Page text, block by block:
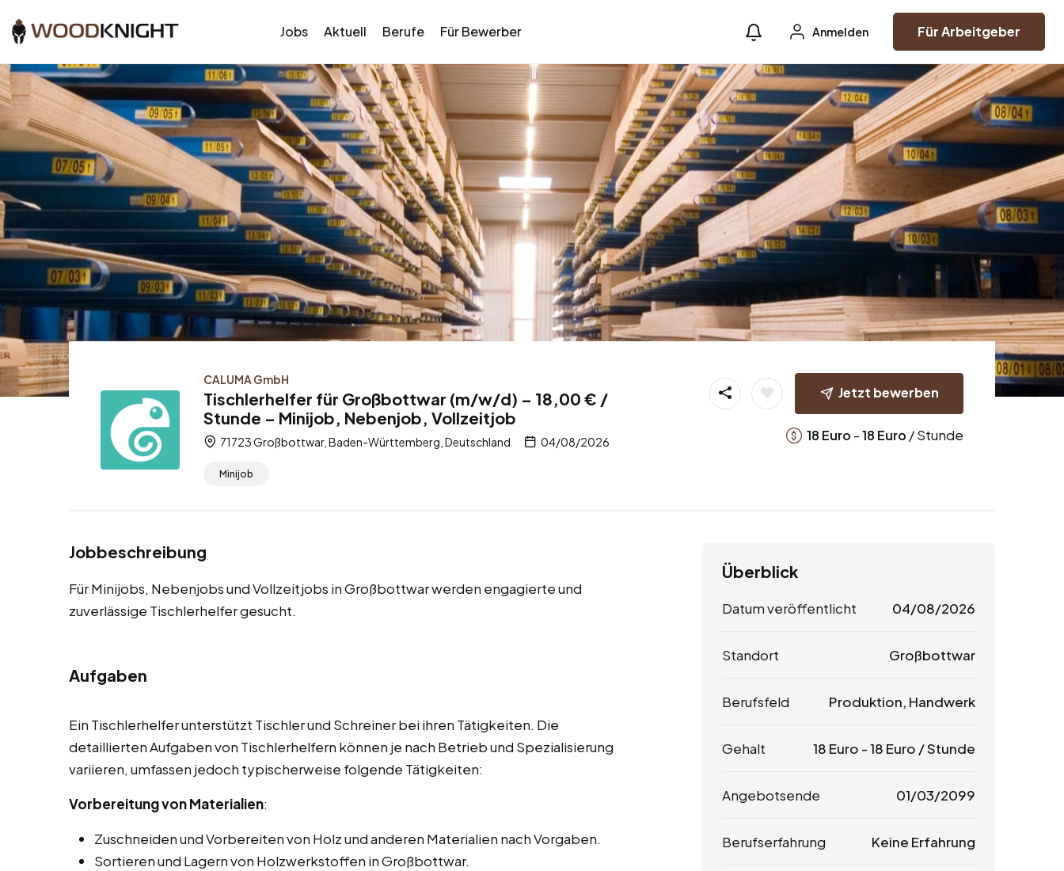
Jobs Aktuell Berufe Für Bewerber Anmelden Für Arbeitgeber
CALUMA GmbH
Tischlerhelfer für Großbottwar (m/w/d) – 18,00 € /
Stunde – Minijob, Nebenjob, Vollzeitjob
71723 Großbottwar, Baden-Württemberg, Deutschland 04/08/2026
Minijob
Jetzt bewerben
18 Euro -18 Euro / Stunde
Jobbeschreibung
Für Minijobs, Nebenjobs und Vollzeitjobs in Großbottwar werden engagierte und
zuverlässige Tischlerhelfer gesucht.
Aufgaben
Ein Tischlerhelfer unterstützt Tischler und Schreiner bei ihren Tätigkeiten. Die
detaillierten Aufgaben von Tischlerhelfern können je nach Betrieb und Spezialisierung
variieren, umfassen jedoch typischerweise folgende Tätigkeiten:
Vorbereitung von Materialien:
Zuschneiden und Vorbereiten von Holz und anderen Materialien nach Vorgaben.
Sortieren und Lagern von Holzwerkstoffen in Großbottwar.
Überblick
Datum veröffentlicht 04/08/2026
Standort Großbottwar
Berufsfeld Produktion, Handwerk
Gehalt 18 Euro -18 Euro / Stunde
Angebotsende 01/03/2099
Berufserfahrung Keine Erfahrung